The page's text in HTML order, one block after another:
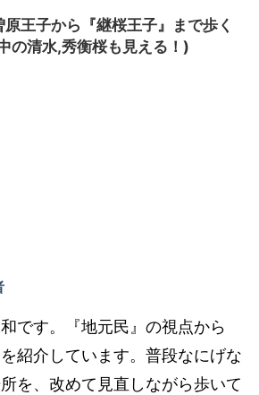
原王子から『継桜王子』まで歩く
の清水,秀衡桜も見える！)
です。『地元民』の視点から
を紹介しています。普段なにげな
を、改めて見直しながら歩いて